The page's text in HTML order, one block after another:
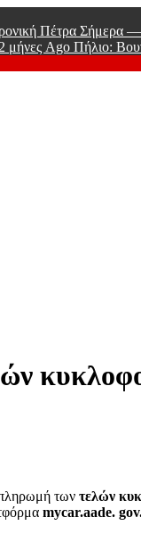
Πέτρα Σήμερα
2 μήνες Ago Πήλιο:
πληρωμή των τελών
mycar.aade.